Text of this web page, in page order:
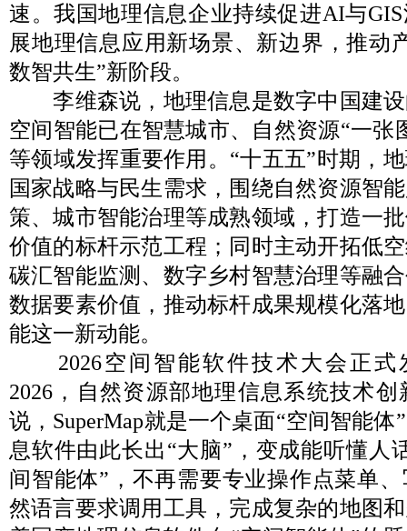
速。我国地理信息企业持续促进AI与
展地理信息应用新场景、新边界，推动
数智共生”新阶段。
李维森说，地理信息是数字中国建设
空间智能已在智慧城市、自然资源“一张
等领域发挥重要作用。“十五五”时期，
国家战略与民生需求，围绕自然资源智
策、城市智能治理等成熟领域，打造一
价值的标杆示范工程；同时主动开拓低
碳汇智能监测、数字乡村智慧治理等融
数据要素价值，推动标杆成果规模化落
能这一新动能。
2026空间智能软件技术大会正式发
2026，自然资源部地理信息系统技术
说，SuperMap就是一个桌面“空间智能体
息软件由此长出“大脑”，变成能听懂人
间智能体”，不再需要专业操作点菜单
然语言要求调用工具，完成复杂的地图